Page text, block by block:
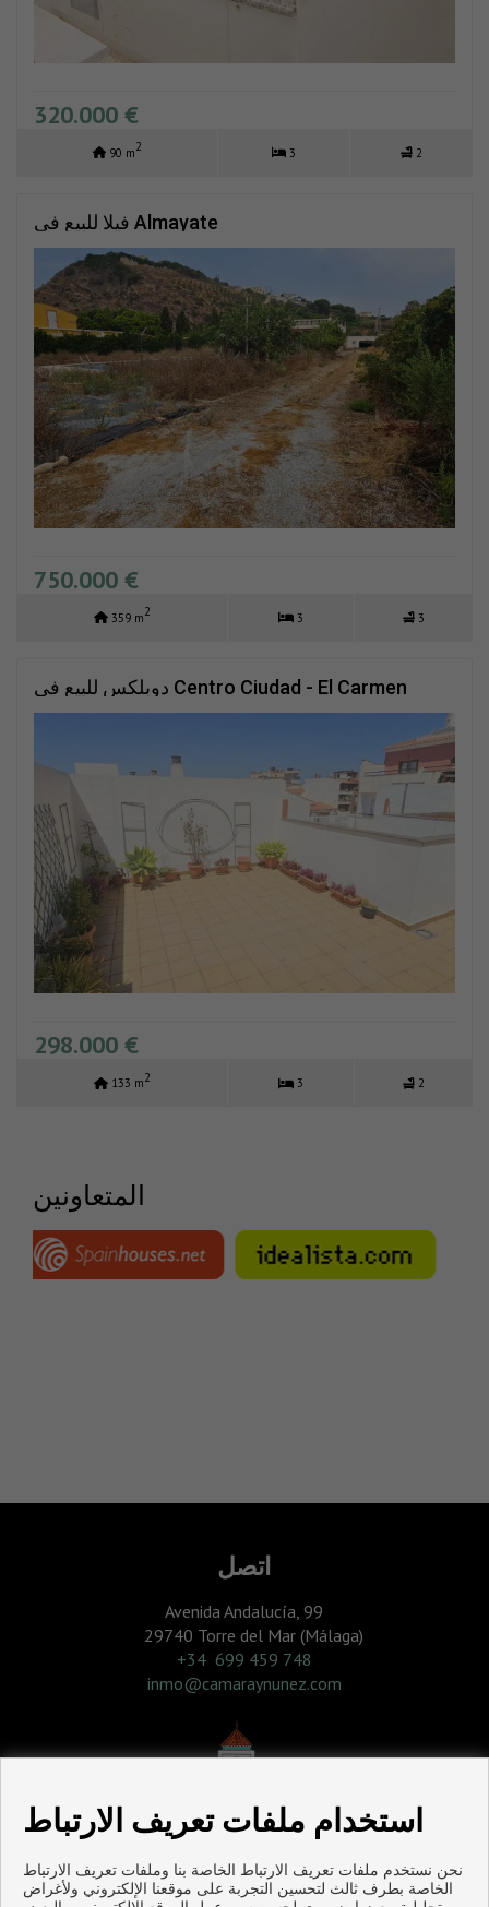
320.000 €
90 m2 3 2
فيلا للبيع في Almayate
750.000 €
359 m2 3 3
دوبلكس للبيع في Centro Ciudad - El Carmen
(Vélez-Málaga)
298.000 €
133 m2 3 2
المتعاونين
اتصل
Avenida Andalucía, 99
29740 Torre del Mar (Málaga)
‎+34 699 459 748
inmo@camaraynunez.com
استخدام ملفات تعريف الارتباط
نحن نستخدم ملفات تعريف الارتباط الخاصة بنا وملفات تعريف الارتباط
الخاصة بطرف ثالث لتحسين التجربة على موقعنا الإلكتروني ولأغراض